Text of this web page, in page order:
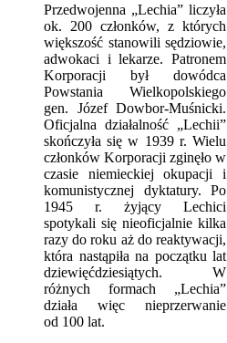
Przedwojenna „Lechia” liczyła
ok. 200 członków, z których
większość stanowili sędziowie,
adwokaci i lekarze. Patronem
Korporacji był dowódca
Powstania Wielkopolskiego
gen. Józef Dowbor-Muśnicki.
Oficjalna działalność „Lechii”
skończyła się w 1939 r. Wielu
członków Korporacji zginęło w
czasie niemieckiej okupacji i
komunistycznej dyktatury. Po
1945 r. żyjący Lechici
spotykali się nieoficjalnie kilka
razy do roku aż do reaktywacji,
która nastąpiła na początku lat
dziewięćdziesiątych. W
różnych formach „Lechia”
działa więc nieprzerwanie
od 100 lat.